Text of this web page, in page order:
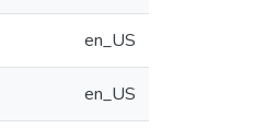
en_US
en_US